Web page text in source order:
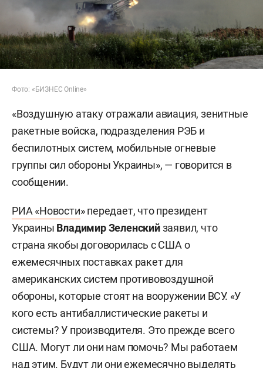
Фото: «БИЗНЕС Online»
«Воздушную атаку отражали авиация, зенитные
ракетные войска, подразделения РЭБ и
беспилотных систем, мобильные огневые
группы сил обороны Украины», — говорится в
сообщении.
РИА «Новости» передает, что президент
Украины Владимир Зеленскийзаявил, что
страна якобы договорилась с США о
ежемесячных поставках ракет для
американских систем противовоздушной
обороны, которые стоят на вооружении ВСУ. «У
кого есть антибаллистические ракеты и
системы? У производителя. Это прежде всего
США. Могут ли они нам помочь? Мы работаем
над этим. Будут ли они ежемесячно выделять